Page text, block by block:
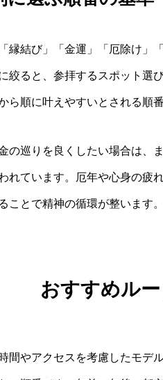
縁結び」「金運」「厄除け」
絞ると、参拝するスポット選
ら順に叶えやすいとされる順
の巡りを良くしたい場合は、
れています。厄年や心身の疲
ことで精神の循環が整います。
おすすめル
間やアクセスを考慮したモデ